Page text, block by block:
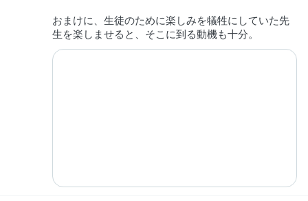
おまけに、生徒のために楽しみを犠牲にしていた先
生を楽しませると、そこに到る動機も十分。